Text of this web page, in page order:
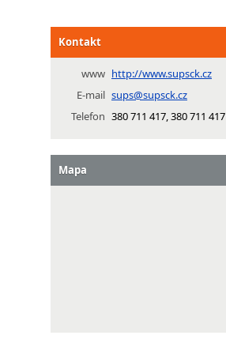
Kontakt
www http://www.supsck.cz
E-mail sups@supsck.cz
Telefon 380 711 417, 380 711 417
Mapa